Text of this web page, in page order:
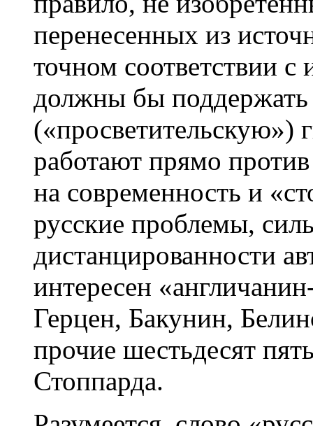
перенесенных из
точном соответствии с
должны бы
(«просветительскую»)
работают прямо
на современность и
русские проблемы,
дистанцированности
интересен
Герцен, Бакунин,
прочие шестьдесят
Стоппарда.